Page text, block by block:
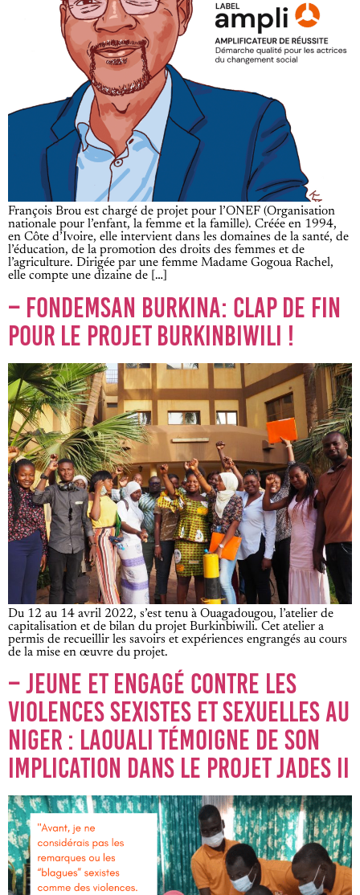
François Brou est chargé de projet pour l’ONEF (Organisation
nationale pour l’enfant, la femme et la famille). Créée en 1994,
en Côte d’Ivoire, elle intervient dans les domaines de la santé, de
l’éducation, de la promotion des droits des femmes et de
l’agriculture. Dirigée par une femme Madame Gogoua Rachel,
elle compte une dizaine de […]
– FONDEMSAN BURKINA: CLAP DE FIN
POUR LE PROJET BURKINBIWILI !
Du 12 au 14 avril 2022, s’est tenu à Ouagadougou, l’atelier de
capitalisation et de bilan du projet Burkinbiwili. Cet atelier a
permis de recueillir les savoirs et expériences engrangés au cours
de la mise en œuvre du projet.
– JEUNE ET ENGAGÉ CONTRE LES
VIOLENCES SEXISTES ET SEXUELLES AU
NIGER : LAOUALI TÉMOIGNE DE SON
IMPLICATION DANS LE PROJET JADES II